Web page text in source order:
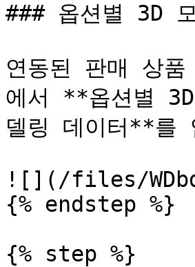
### 옵션별 3D
연동된 판매 상
에서 **옵션별
델링 데이터**를
![](/files/
{% endstep %}
{% step %}